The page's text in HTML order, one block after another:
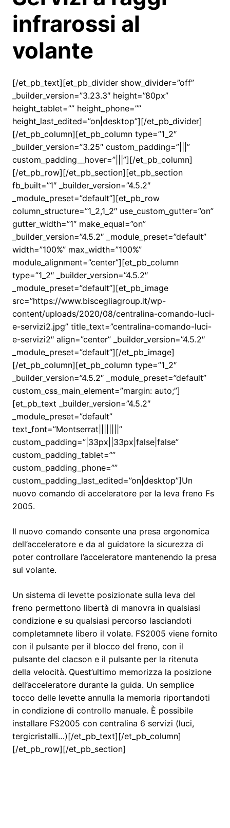
infrarossi al
volante
[/et_pb_text][et_pb_divider show_divider=”off”
_builder_version=”3.23.3″ height=”80px”
height_tablet=”” height_phone=””
height_last_edited=”on|desktop”][/et_pb_divider]
[/et_pb_column][et_pb_column type=”1_2″
_builder_version=”3.25″ custom_padding=”|||”
custom_padding__hover=”|||”][/et_pb_column]
[/et_pb_row][/et_pb_section][et_pb_section
fb_built=”1″ _builder_version=”4.5.2″
_module_preset=”default”][et_pb_row
column_structure=”1_2,1_2″ use_custom_gutter=”on”
gutter_width=”1″ make_equal=”on”
_builder_version=”4.5.2″ _module_preset=”default”
width=”100%” max_width=”100%”
module_alignment=”center”][et_pb_column
type=”1_2″ _builder_version=”4.5.2″
_module_preset=”default”][et_pb_image
src=”https://www.biscegliagroup.it/wp-
content/uploads/2020/08/centralina-comando-luci-
e-servizi2.jpg” title_text=”centralina-comando-luci-
e-servizi2″ align=”center” _builder_version=”4.5.2″
_module_preset=”default”][/et_pb_image]
[/et_pb_column][et_pb_column type=”1_2″
_builder_version=”4.5.2″ _module_preset=”default”
custom_css_main_element=”margin: auto;”]
[et_pb_text _builder_version=”4.5.2″
_module_preset=”default”
text_font=”Montserrat||||||||”
custom_padding=”|33px||33px|false|false”
custom_padding_tablet=””
custom_padding_phone=””
custom_padding_last_edited=”on|desktop”]Un
nuovo comando di acceleratore per la leva freno Fs
2005.
Il nuovo comando consente una presa ergonomica
dell’acceleratore e da al guidatore la sicurezza di
poter controllare l’acceleratore mantenendo la presa
sul volante.
Un sistema di levette posizionate sulla leva del
freno permettono libertà di manovra in qualsiasi
condizione e su qualsiasi percorso lasciandoti
completamnete libero il volate. FS2005 viene fornito
con il pulsante per il blocco del freno, con il
pulsante del clacson e il pulsante per la ritenuta
della velocità. Quest’ultimo memorizza la posizione
dell’acceleratore durante la guida. Un semplice
tocco delle levette annulla la memoria riportandoti
in condizione di controllo manuale. È possibile
installare FS2005 con centralina 6 servizi (luci,
tergicristalli…)[/et_pb_text][/et_pb_column]
[/et_pb_row][/et_pb_section]